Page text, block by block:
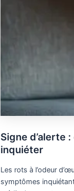
Signe d’alerte
inquiéter
Les rots à l’odeur
symptômes